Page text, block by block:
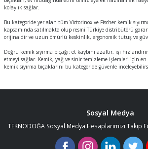
kolaylık sağlar.
Bu kategoride yer alan tüm Victorinox ve Fischer kemik
kapsamında satılmakta olup resmi Türkiye distribütörü
orijinaldir ve uzun ömürlü keskinlik, ergonomik tutuş ve
Doğru kemik sıyırma bıçağı; et kaybını azaltır, işi
etmeyi sağlar. Kemik, yağ ve sinir temizleme işlemleri için en
kemik sıyırma bıçaklarını bu kategoride güvenle
Sosyal Medya
TEKNODOĞA Sosyal Medya Hesaplarımızı Takip